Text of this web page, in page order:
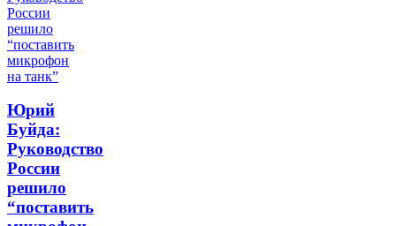
Юрий
Буйда:
Руководство
России
решило
“поставить